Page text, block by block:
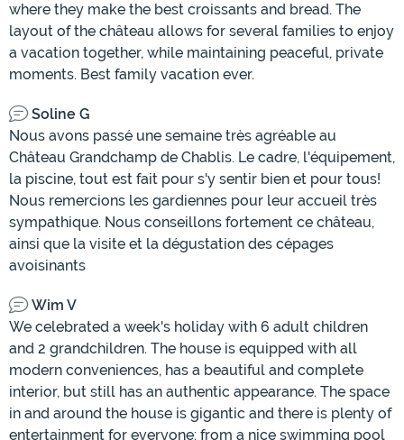
where they make the best croissants and bread. The
layout of the château allows for several families to enjoy
a vacation together, while maintaining peaceful, private
moments. Best family vacation ever.
Soline G
Nous avons passé une semaine très agréable au
Château Grandchamp de Chablis. Le cadre, l'équipement,
la piscine, tout est fait pour s'y sentir bien et pour tous!
Nous remercions les gardiennes pour leur accueil très
sympathique. Nous conseillons fortement ce château,
ainsi que la visite et la dégustation des cépages
avoisinants
Wim V
We celebrated a week's holiday with 6 adult children
and 2 grandchildren. The house is equipped with all
modern conveniences, has a beautiful and complete
interior, but still has an authentic appearance. The space
in and around the house is gigantic and there is plenty of
entertainment for everyone: from a nice swimming pool